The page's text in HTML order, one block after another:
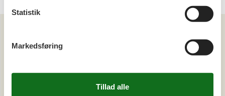
Send en e-mail
Statistik
Markedsføring